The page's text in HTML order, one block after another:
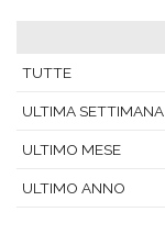
TUTTE
ULTIMA SETTIMANA
ULTIMO MESE
ULTIMO ANNO